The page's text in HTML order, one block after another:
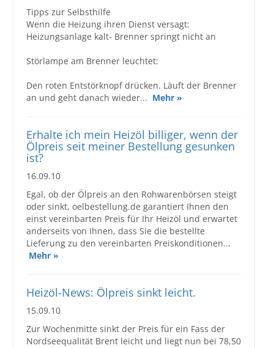
Tipps zur Selbsthilfe
Wenn die Heizung ihren Dienst versagt:
Heizungsanlage kalt- Brenner springt nicht an
Störlampe am Brenner leuchtet:
Den roten Entstörknopf drücken. Läuft der Brenner
an und geht danach wieder... Mehr »
Erhalte ich mein Heizöl billiger, wenn der
Ölpreis seit meiner Bestellung gesunken
ist?
16.09.10
Egal, ob der Ölpreis an den Rohwarenbörsen steigt
oder sinkt, oelbestellung.de garantiert Ihnen den
einst vereinbarten Preis für Ihr Heizöl und erwartet
anderseits von Ihnen, dass Sie die bestellte
Lieferung zu den vereinbarten Preiskonditionen...
Mehr »
Heizöl-News: Ölpreis sinkt leicht.
15.09.10
Zur Wochenmitte sinkt der Preis für ein Fass der
Nordseequalität Brent leicht und liegt nun bei 78,50